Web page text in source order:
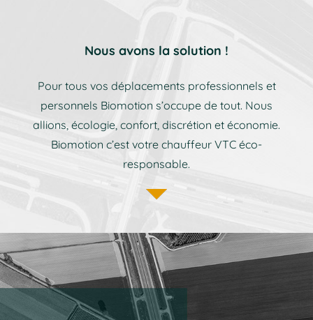
Nous avons la solution !
Pour tous vos déplacements professionnels et
personnels Biomotion s’occupe de tout. Nous
allions, écologie, confort, discrétion et économie.
Biomotion c’est votre chauffeur VTC éco-
responsable.